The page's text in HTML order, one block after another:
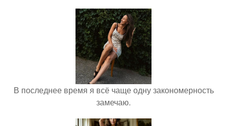
В последнее время я всё чаще одну закономерность
замечаю.